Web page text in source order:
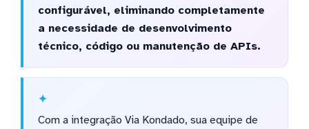
configurável, eliminando completamente
a necessidade de desenvolvimento
técnico, código ou manutenção de APIs.
Com a integração Via Kondado, sua equipe de